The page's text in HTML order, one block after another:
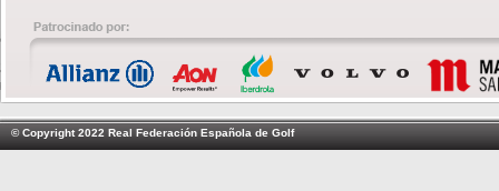
© Copyright 2022 Real Federación Española de Golf